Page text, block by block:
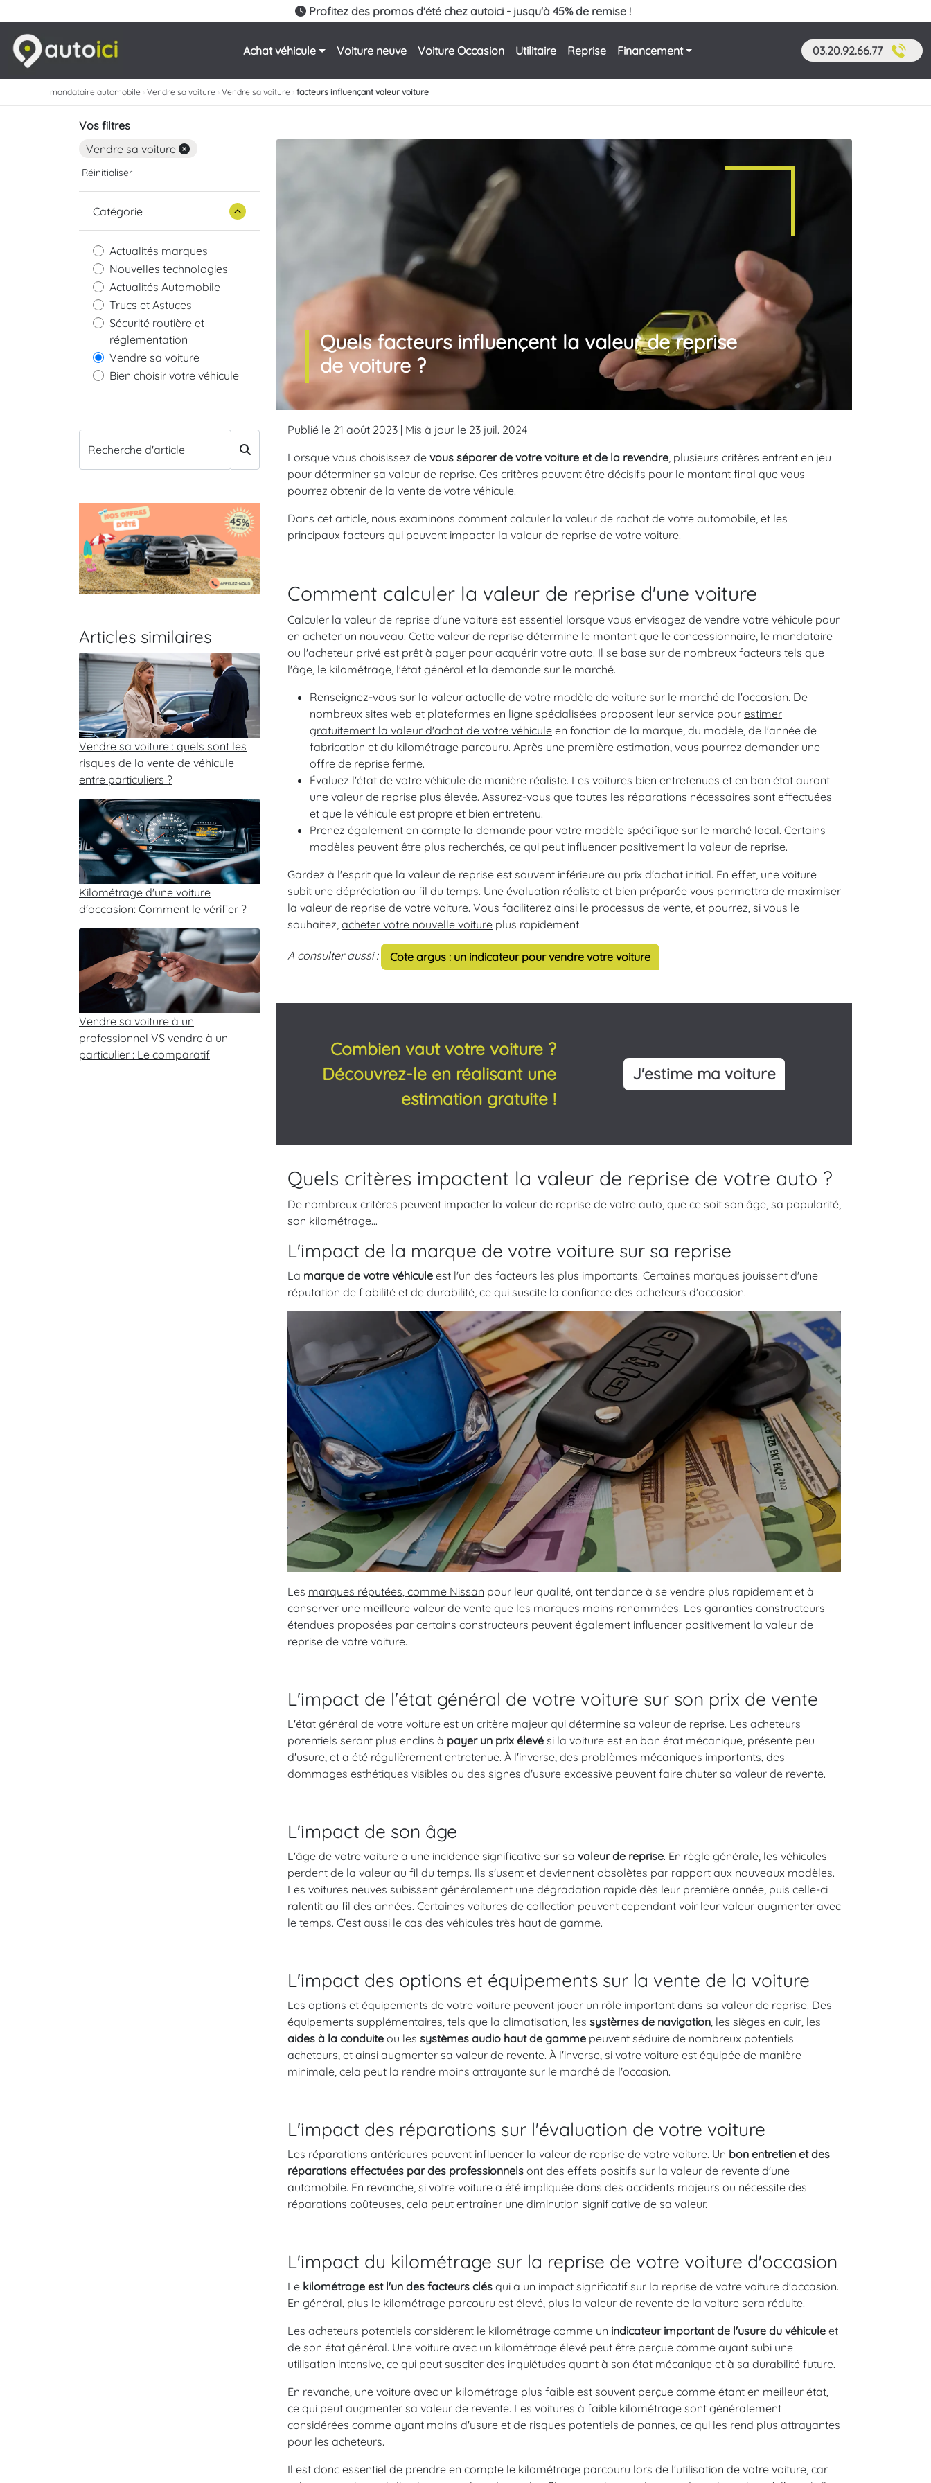
Profitez des promos d'été chez autoici - jusqu'à 45% de remise !
Achat véhicule Voiture neuve Voiture Occasion Utilitaire Reprise Financement 03.20.92.66.77
mandataire automobile › Vendre sa voiture › Vendre sa voiture › facteurs influençant valeur voiture
Vos filtres
Vendre sa voiture
Réinitialiser
Catégorie
Actualités marques
Nouvelles technologies
Actualités Automobile
Trucs et Astuces
Sécurité routière et
réglementation
Vendre sa voiture
Bien choisir votre véhicule
Recherche d'article
Articles similaires
Vendre sa voiture : quels sont les
risques de la vente de véhicule
entre particuliers ?
Kilométrage d'une voiture
d'occasion: Comment le vérifier ?
Vendre sa voiture à un
professionnel VS vendre à un
particulier : Le comparatif
Quels facteurs influençent la valeur de reprise
de voiture ?
Publié le 21 août 2023 | Mis à jour le 23 juil. 2024
Lorsque vous choisissez de vous séparer de votre voiture et de la revendre, plusieurs critères entrent en jeu
pour déterminer sa valeur de reprise. Ces critères peuvent être décisifs pour le montant final que vous
pourrez obtenir de la vente de votre véhicule.
Dans cet article, nous examinons comment calculer la valeur de rachat de votre automobile, et les
principaux facteurs qui peuvent impacter la valeur de reprise de votre voiture.
Comment calculer la valeur de reprise d'une voiture
Calculer la valeur de reprise d'une voiture est essentiel lorsque vous envisagez de vendre votre véhicule pour
en acheter un nouveau. Cette valeur de reprise détermine le montant que le concessionnaire, le mandataire
ou l'acheteur privé est prêt à payer pour acquérir votre auto. Il se base sur de nombreux facteurs tels que
l'âge, le kilométrage, l'état général et la demande sur le marché.
Renseignez-vous sur la valeur actuelle de votre modèle de voiture sur le marché de l'occasion. De
nombreux sites web et plateformes en ligne spécialisées proposent leur service pour estimer
gratuitement la valeur d'achat de votre véhicule en fonction de la marque, du modèle, de l'année de
fabrication et du kilométrage parcouru. Après une première estimation, vous pourrez demander une
offre de reprise ferme.
Évaluez l'état de votre véhicule de manière réaliste. Les voitures bien entretenues et en bon état auront
une valeur de reprise plus élevée. Assurez-vous que toutes les réparations nécessaires sont effectuées
et que le véhicule est propre et bien entretenu.
Prenez également en compte la demande pour votre modèle spécifique sur le marché local. Certains
modèles peuvent être plus recherchés, ce qui peut influencer positivement la valeur de reprise.
Gardez à l'esprit que la valeur de reprise est souvent inférieure au prix d'achat initial. En effet, une voiture
subit une dépréciation au fil du temps. Une évaluation réaliste et bien préparée vous permettra de maximiser
la valeur de reprise de votre voiture. Vous faciliterez ainsi le processus de vente, et pourrez, si vous le
souhaitez, acheter votre nouvelle voiture plus rapidement.
A consulter aussi : Cote argus : un indicateur pour vendre votre voiture
Combien vaut votre voiture ?
Découvrez-le en réalisant une
estimation gratuite !
J'estime ma voiture
Quels critères impactent la valeur de reprise de votre auto ?
De nombreux critères peuvent impacter la valeur de reprise de votre auto, que ce soit son âge, sa popularité,
son kilométrage...
L'impact de la marque de votre voiture sur sa reprise
La marque de votre véhicule est l'un des facteurs les plus importants. Certaines marques jouissent d'une
réputation de fiabilité et de durabilité, ce qui suscite la confiance des acheteurs d'occasion.
Les marques réputées, comme Nissan pour leur qualité, ont tendance à se vendre plus rapidement et à
conserver une meilleure valeur de vente que les marques moins renommées. Les garanties constructeurs
étendues proposées par certains constructeurs peuvent également influencer positivement la valeur de
reprise de votre voiture.
L'impact de l'état général de votre voiture sur son prix de vente
L'état général de votre voiture est un critère majeur qui détermine sa valeur de reprise. Les acheteurs
potentiels seront plus enclins à payer un prix élevé si la voiture est en bon état mécanique, présente peu
d'usure, et a été régulièrement entretenue. À l'inverse, des problèmes mécaniques importants, des
dommages esthétiques visibles ou des signes d'usure excessive peuvent faire chuter sa valeur de revente.
L'impact de son âge
L'âge de votre voiture a une incidence significative sur sa valeur de reprise. En règle générale, les véhicules
perdent de la valeur au fil du temps. Ils s'usent et deviennent obsolètes par rapport aux nouveaux modèles.
Les voitures neuves subissent généralement une dégradation rapide dès leur première année, puis celle-ci
ralentit au fil des années. Certaines voitures de collection peuvent cependant voir leur valeur augmenter avec
le temps. C'est aussi le cas des véhicules très haut de gamme.
L'impact des options et équipements sur la vente de la voiture
Les options et équipements de votre voiture peuvent jouer un rôle important dans sa valeur de reprise. Des
équipements supplémentaires, tels que la climatisation, les systèmes de navigation, les sièges en cuir, les
aides à la conduite ou les systèmes audio haut de gamme peuvent séduire de nombreux potentiels
acheteurs, et ainsi augmenter sa valeur de revente. À l'inverse, si votre voiture est équipée de manière
minimale, cela peut la rendre moins attrayante sur le marché de l'occasion.
L'impact des réparations sur l'évaluation de votre voiture
Les réparations antérieures peuvent influencer la valeur de reprise de votre voiture. Un bon entretien et des
réparations effectuées par des professionnels ont des effets positifs sur la valeur de revente d'une
automobile. En revanche, si votre voiture a été impliquée dans des accidents majeurs ou nécessite des
réparations coûteuses, cela peut entraîner une diminution significative de sa valeur.
L'impact du kilométrage sur la reprise de votre voiture d'occasion
Le kilométrage est l'un des facteurs clés qui a un impact significatif sur la reprise de votre voiture d'occasion.
En général, plus le kilométrage parcouru est élevé, plus la valeur de revente de la voiture sera réduite.
Les acheteurs potentiels considèrent le kilométrage comme un indicateur important de l'usure du véhicule et
de son état général. Une voiture avec un kilométrage élevé peut être perçue comme ayant subi une
utilisation intensive, ce qui peut susciter des inquiétudes quant à son état mécanique et à sa durabilité future.
En revanche, une voiture avec un kilométrage plus faible est souvent perçue comme étant en meilleur état,
ce qui peut augmenter sa valeur de revente. Les voitures à faible kilométrage sont généralement
considérées comme ayant moins d'usure et de risques potentiels de pannes, ce qui les rend plus attrayantes
pour les acheteurs.
Il est donc essentiel de prendre en compte le kilométrage parcouru lors de l'utilisation de votre voiture, car